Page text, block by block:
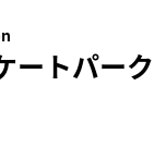
ートパー